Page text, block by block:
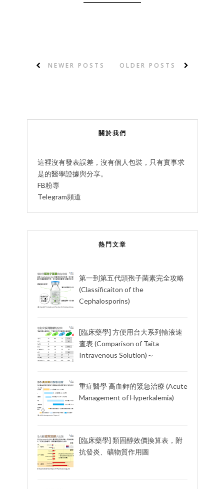
NEWER POSTS OLDER POSTS
關於我們
這裡沒有發表誤差，沒有個人包裝，只有實事求
是的醫學證據與分享。
FB粉專
Telegram頻道
熱門文章
第一到第五代頭孢子菌素完全攻略
(Classificaiton of the
Cephalosporins)
[臨床藥學] 方便用台大系列輸液速
查表 (Comparison of Taita
Intravenous Solution)～
重症醫學 高血鉀的緊急治療 (Acute
Management of Hyperkalemia)
[臨床藥學] 類固醇效價換算表，附
抗發炎、礦物質作用圖